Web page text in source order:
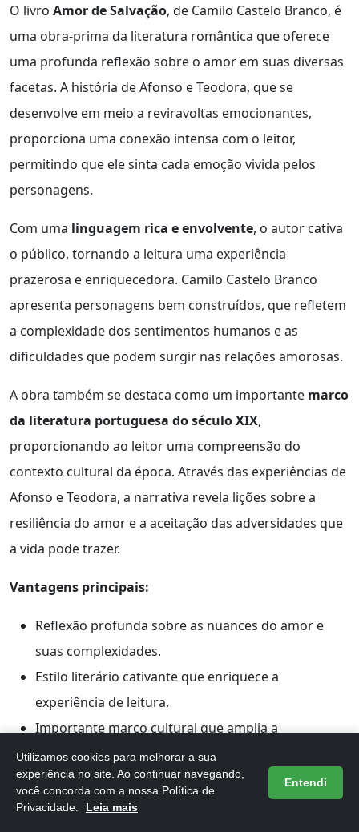
O livro Amor de Salvação, de Camilo Castelo Branco, é
uma obra-prima da literatura romântica que oferece
uma profunda reflexão sobre o amor em suas diversas
facetas. A história de Afonso e Teodora, que se
desenvolve em meio a reviravoltas emocionantes,
proporciona uma conexão intensa com o leitor,
permitindo que ele sinta cada emoção vivida pelos
personagens.
Com uma linguagem rica e envolvente, o autor cativa
o público, tornando a leitura uma experiência
prazerosa e enriquecedora. Camilo Castelo Branco
apresenta personagens bem construídos, que refletem
a complexidade dos sentimentos humanos e as
dificuldades que podem surgir nas relações amorosas.
A obra também se destaca como um importante marco
da literatura portuguesa do século XIX,
proporcionando ao leitor uma compreensão do
contexto cultural da época. Através das experiências de
Afonso e Teodora, a narrativa revela lições sobre a
resiliência do amor e a aceitação das adversidades que
a vida pode trazer.
Vantagens principais:
Reflexão profunda sobre as nuances do amor e
suas complexidades.
Estilo literário cativante que enriquece a
experiência de leitura.
Importante marco cultural que amplia a
compreensão da literatura portuguesa.
Utilizamos cookies para melhorar a sua
experiência no site. Ao continuar navegando,
você concorda com a nossa Política de
Privacidade.
Leia mais
Entendi